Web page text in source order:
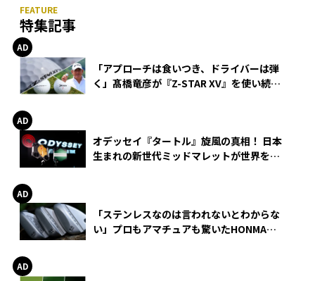
特集記事
「アプローチは食いつき、ドライバーは弾
く」髙橋竜彦が『Z-STAR XV』を使い続け
オデッセイ『タートル』旋風の真相！ 日本
生まれの新世代ミッドマレットが世界を席
「ステンレスなのは言われないとわからな
い」プロもアマチュアも驚いたHONMA